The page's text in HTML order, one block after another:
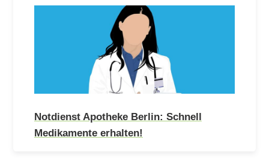
Notdienst Apotheke Berlin: Schnell
Medikamente erhalten!